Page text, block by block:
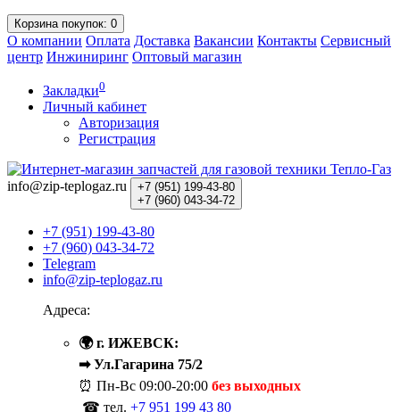
Корзинапокупок: 0
О компании Оплата Доставка Вакансии Контакты Сервисный
центр Инжиниринг Оптовый магазин
Закладки0
Личный кабинет
Авторизация
Регистрация
info@zip-teplogaz.ru +7 (951) 199-43-80
+7 (960) 043-34-72
+7 (951) 199-43-80
+7 (960) 043-34-72
Telegram
info@zip-teplogaz.ru
Адреса:
🌍 г. ИЖЕВСК:
➡ Ул.Гагарина 75/2
⏰ Пн-Вс 09:00-20:00 без выходных
☎ тел. +7 951 199 43 80